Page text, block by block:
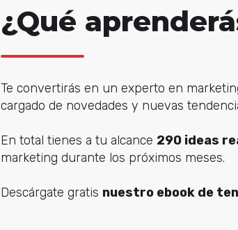
¿Qué
Te convertirás en un experto en
cargado de novedades y nuevas
En total tienes a tu alcance 290 ideas
marketing durante los próximos meses.
Descárgate gratis nuestro ebook de